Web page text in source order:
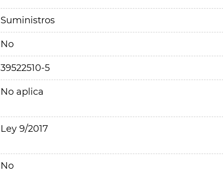
Suministros
No
39522510-5
No aplica
Ley 9/2017
No